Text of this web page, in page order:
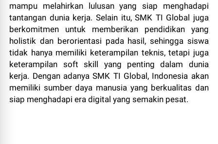
mampu melahirkan lulusan yang siap menghadapi
tantangan dunia kerja. Selain itu, SMK TI Global juga
berkomitmen untuk memberikan pendidikan yang
holistik dan berorientasi pada hasil, sehingga siswa
tidak hanya memiliki keterampilan teknis, tetapi juga
keterampilan soft skill yang penting dalam dunia
kerja. Dengan adanya SMK TI Global, Indonesia akan
memiliki sumber daya manusia yang berkualitas dan
siap menghadapi era digital yang semakin pesat.